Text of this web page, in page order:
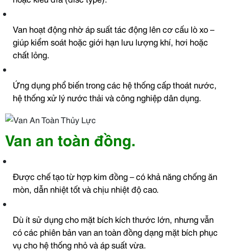
Van hoạt động nhờ áp suất tác động lên cơ cấu lò xo –
giúp kiểm soát hoặc giới hạn lưu lượng khí, hơi hoặc
chất lỏng.
Ứng dụng phổ biến trong các hệ thống cấp thoát nước,
hệ thống xử lý nước thải và công nghiệp dân dụng.
Van an toàn đồng.
Được chế tạo từ hợp kim đồng – có khả năng chống ăn
mòn, dẫn nhiệt tốt và chịu nhiệt độ cao.
Dù ít sử dụng cho mặt bích kích thước lớn, nhưng vẫn
có các phiên bản van an toàn đồng dạng mặt bích phục
vụ cho hệ thống nhỏ và áp suất vừa.